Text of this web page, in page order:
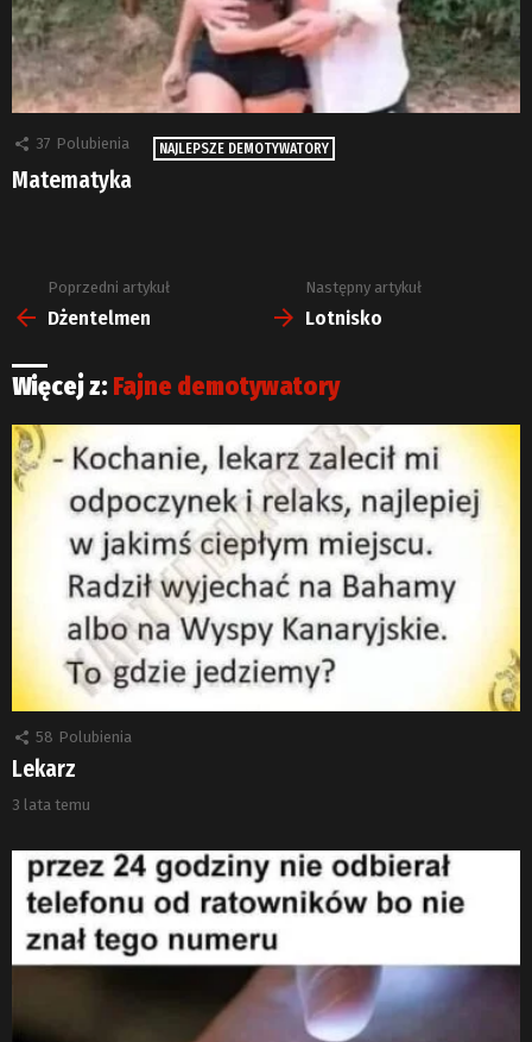
37 Polubienia NAJLEPSZE DEMOTYWATORY
Matematyka
Zobacz
więcej
Poprzedni artykuł
Dżentelmen
Następny artykuł
Lotnisko
Więcej z: Fajne demotywatory
58 Polubienia
Lekarz
3 lata temu